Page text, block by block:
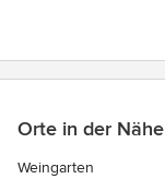
Orte in der Nähe
Weingarten